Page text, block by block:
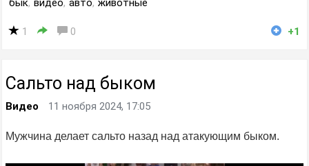
бык, видео, авто, животные
1 0 +1
Сальто над быком
Видео 11 ноября 2024, 17:05
Мужчина делает сальто назад над атакующим быком.